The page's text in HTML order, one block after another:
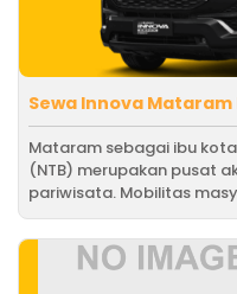
Sewa Innova
Mataram sebagai ibu
(NTB) merupakan pusat
pariwisata. Mobilitas